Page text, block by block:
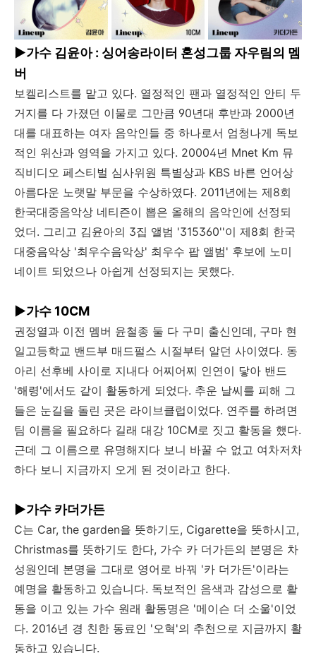
▶가수 김윤아 : 싱어송라이터 혼성그룹 자우림의 멤
버
보켈리스트를 맡고 있다. 열정적인 팬과 열정적인 안티 두
거지를 다 가졌던 이물로 그만큼 90년대 후반과 2000년
대를 대표하는 여자 음악인들 중 하나로서 엄청나게 독보
적인 위산과 영역을 가지고 있다. 20004년 Mnet Km 뮤
직비디오 페스티벌 심사위원 특별상과 KBS 바른 언어상
아름다운 노랫말 부문을 수상하였다. 2011년에는 제8회
한국대중음악상 네티즌이 뽑은 올해의 음악인에 선정되
었더. 그리고 김윤아의 3집 앨범 '315360''이 제8회 한국
대중음악상 '최우수음악상' 최우수 팝 앨범' 후보에 노미
네이트 되었으나 아쉽게 선정되지는 못했다.
▶가수 10CM
권정열과 이전 멤버 윤철종 둘 다 구미 출신인데, 구마 현
일고등학교 밴드부 매드펄스 시절부터 알던 사이였다. 동
아리 선후베 사이로 지내다 어찌어찌 인연이 닿아 밴드
'해령'에서도 같이 활동하게 되었다. 추운 날씨를 피해 그
들은 눈길을 돌린 곳은 라이브클럽이었다. 연주를 하려면
팀 이름을 필요하다 길래 대강 10CM로 짓고 활동을 했다.
근데 그 이름으로 유명해지다 보니 바꿀 수 없고 여차저차
하다 보니 지금까지 오게 된 것이라고 한다.
▶가수 카더가든
C는 Car, the garden을 뜻하기도, Cigarette을 뜻하시고,
Christmas를 뜻하기도 한다, 가수 카 더가든의 본명은 차
성원인데 본명을 그대로 영어로 바꿔 '카 더가든'이라는
예명을 활동하고 있습니다. 독보적인 음색과 감성으로 활
동을 이고 있는 가수 원래 활동명은 '메이슨 더 소울'이었
다. 2016년 경 친한 동료인 '오혁'의 추천으로 지금까지 활
동하고 있습니다.